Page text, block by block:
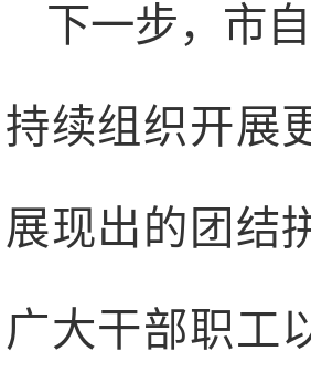
下一步，市
持续组织开展
展现出的团结
广大干部职工